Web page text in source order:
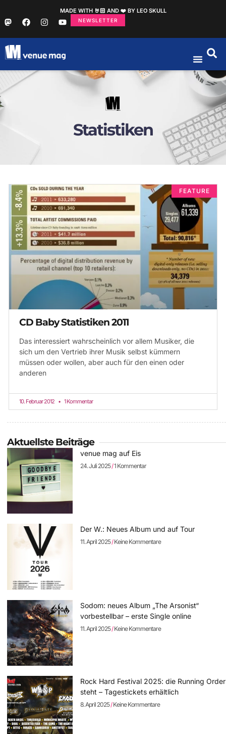
MADE WITH 🤘🏻 AND ❤️ BY LEO SKULL
NEWSLETTER
Statistiken
FEATURE
CD Baby Statistiken 2011
Das interessiert wahrscheinlich vor allem Musiker, die
sich um den Vertrieb ihrer Musik selbst kümmern
müssen oder wollen, aber auch für den einen oder
anderen
10. Februar 2012 1 Kommentar
Aktuellste Beiträge
venue mag auf Eis
24. Juli 2025 1 Kommentar
Der W.: Neues Album und auf Tour
11. April 2025 Keine Kommentare
Sodom: neues Album „The Arsonist“
vorbestellbar – erste Single online
11. April 2025 Keine Kommentare
Rock Hard Festival 2025: die Running Order
steht – Tagestickets erhältlich
8. April 2025 Keine Kommentare